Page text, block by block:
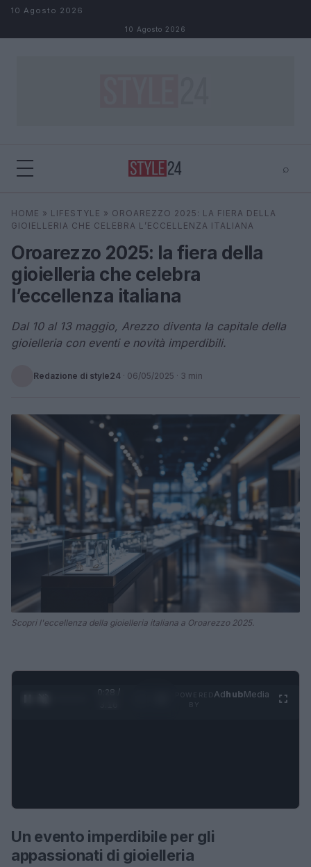
Salta al contenuto
10 Agosto 2026
10 Agosto 2026
⌕
Cerca ⌕
HOME » LIFESTYLE » OROAREZZO 2025: LA FIERA DELLA
GIOIELLERIA CHE CELEBRA L’ECCELLENZA ITALIANA
Oroarezzo 2025: la fiera della
gioielleria che celebra
l’eccellenza italiana
Dal 10 al 13 maggio, Arezzo diventa la capitale della
gioielleria con eventi e novità imperdibili.
Redazione di style24 · 06/05/2025 · 3 min
Scopri l'eccellenza della gioielleria italiana a Oroarezzo 2025.
0:28 /
AdhubMedia
Un evento imperdibile per gli
appassionati di gioielleria